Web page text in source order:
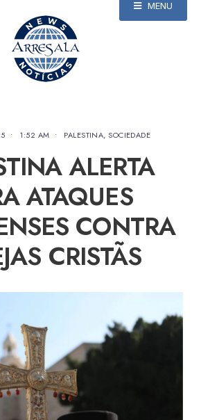
MENU
• 1:52 AM • PALESTINA, SOCIEDADE
ALERTA
ATAQUES
CONTRA
CRISTÃS